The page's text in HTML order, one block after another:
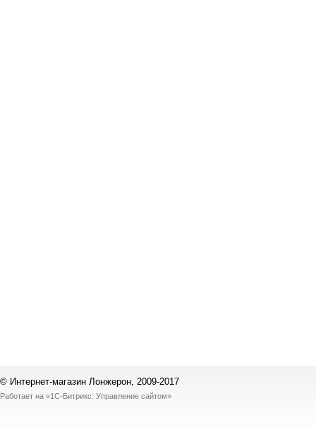
© Интернет-магазин Лонжерон, 2009-2017
Работает на «1С-Битрикс: Управление сайтом»